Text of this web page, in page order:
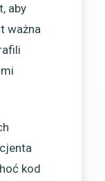
aby
ważna
kod